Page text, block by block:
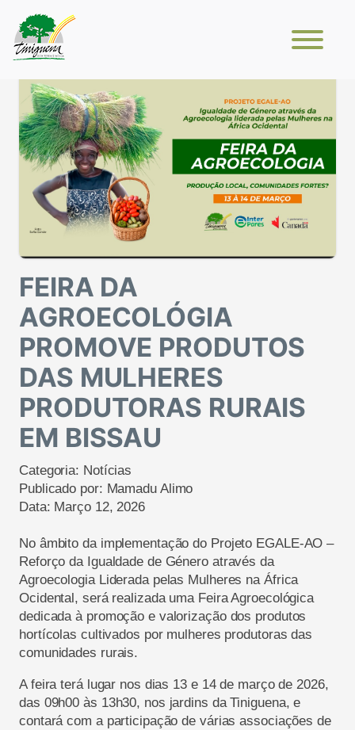
FEIRA DA
AGROECOLÓGIA
PROMOVE PRODUTOS
DAS MULHERES
PRODUTORAS RURAIS
EM BISSAU
Categoria: Notícias
Publicado por: Mamadu Alimo
Data: Março 12, 2026
No âmbito da implementação do Projeto EGALE-AO –
Reforço da Igualdade de Género através da
Agroecologia Liderada pelas Mulheres na África
Ocidental, será realizada uma Feira Agroecológica
dedicada à promoção e valorização dos produtos
hortícolas cultivados por mulheres produtoras das
comunidades rurais.
A feira terá lugar nos dias 13 e 14 de março de 2026,
das 09h00 às 13h30, nos jardins da Tiniguena, e
contará com a participação de várias associações de